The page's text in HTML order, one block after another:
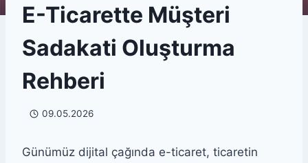
E-Ticarette Müşteri
Sadakati Oluşturma
Rehberi
09.05.2026
Günümüz dijital çağında e-ticaret, ticaretin